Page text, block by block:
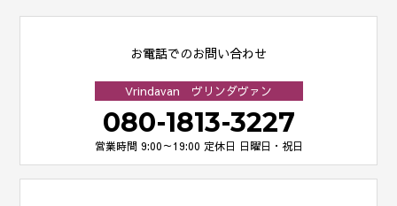
お電話でのお問い合わせ
Vrindavan ヴリンダヴァン
080-1813-3227
営業時間 9:00～19:00 定休日 日曜日・祝日